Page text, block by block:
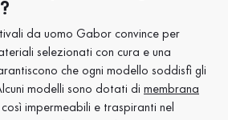
da uomo Gabor convince per
selezionati con cura e una
che ogni modello soddisfi gli
modelli sono dotati di membrana
impermeabili e traspiranti nel